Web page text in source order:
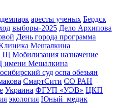
аресты ученых Бердск
выборы-2025 Дело Архипова
День города программа
Мешалкина
Щ Мобилизация назначение
Мешалкина
суд оспа обезьян
СмартСити СО РАН
Украина ФГУП «УЭВ» ЦКП
экология Юный_медик